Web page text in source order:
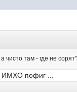
чисто там - где не
ИМХО пофиг ...